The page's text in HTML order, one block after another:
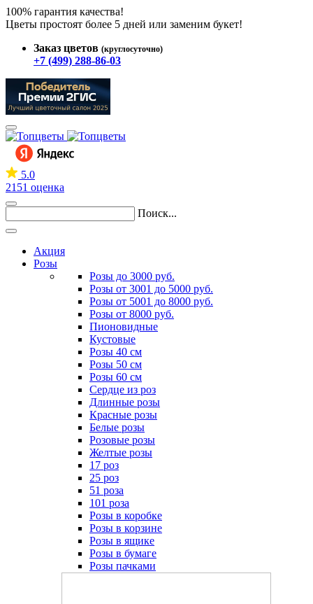
100% гарантия качества!
Цветы простоят более 5 дней или заменим букет!
Заказ цветов (круглосуточно)
+7 (499) 288-86-03
5.0
2151 оценка
Поиск...
Акция
Розы
Розы до 3000 руб.
Розы от 3001 до 5000 руб.
Розы от 5001 до 8000 руб.
Розы от 8000 руб.
Пионовидные
Кустовые
Розы 40 см
Розы 50 см
Розы 60 см
Сердце из роз
Длинные розы
Красные розы
Белые розы
Розовые розы
Желтые розы
17 роз
25 роз
51 роза
101 роза
Розы в коробке
Розы в корзине
Розы в ящике
Розы в бумаге
Розы пачками